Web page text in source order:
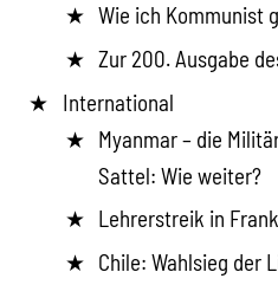
Wie ich Kommunist
Zur 200. Ausgabe
International
Myanmar – die
Sattel: Wie weiter?
Lehrerstreik in
Chile: Wahlsieg der